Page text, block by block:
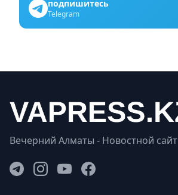
подпишитесь
Telegram
Вечерний Алматы - Новостной сайт